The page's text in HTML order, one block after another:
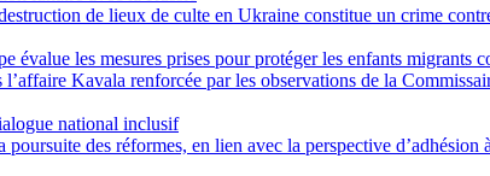
de lieux de culte en Ukraine constitue un crime
évalue les mesures prises pour protéger les enfants migrants
Kavala renforcée par les observations de la
national inclusif
des réformes, en lien avec la perspective d’adhésion